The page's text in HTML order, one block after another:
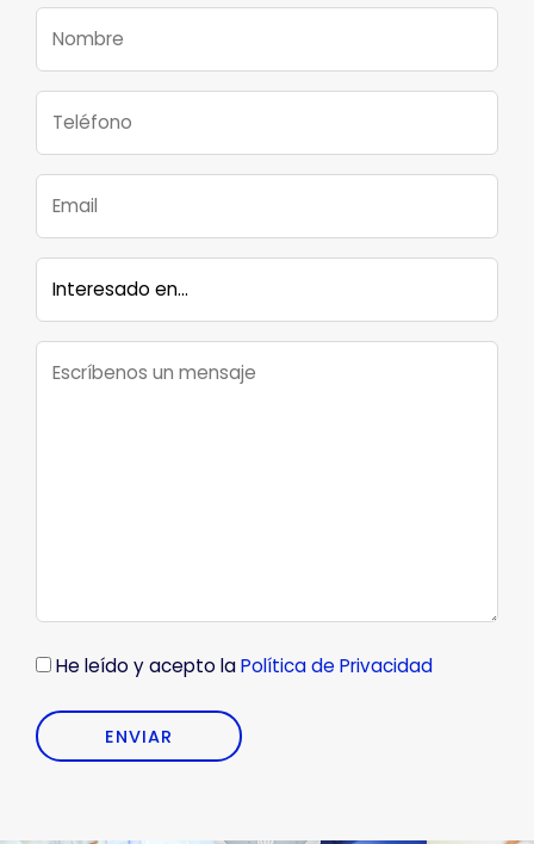
He leído y acepto laPolítica de Privacidad
ninguna información de identificación personal.
Cookies de rendimiento
fuentes de tráfico para poder evaluar el
rendimiento de nuestro sitio y mejorarlo. Nos
ayudan a saber qué páginas son las más o
navegan por el sitio. Toda la información que
recogen estas cookies es agregada y, por lo